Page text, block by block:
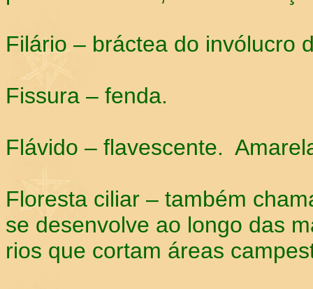
Filário – bráctea do invólucro
Fissura – fenda.
Flávido – flavescente.
Floresta ciliar – também
se desenvolve ao longo das
rios que cortam áreas